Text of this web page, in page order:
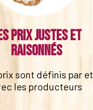
prix justes et
raisonnés
sont définis par et
les producteurs